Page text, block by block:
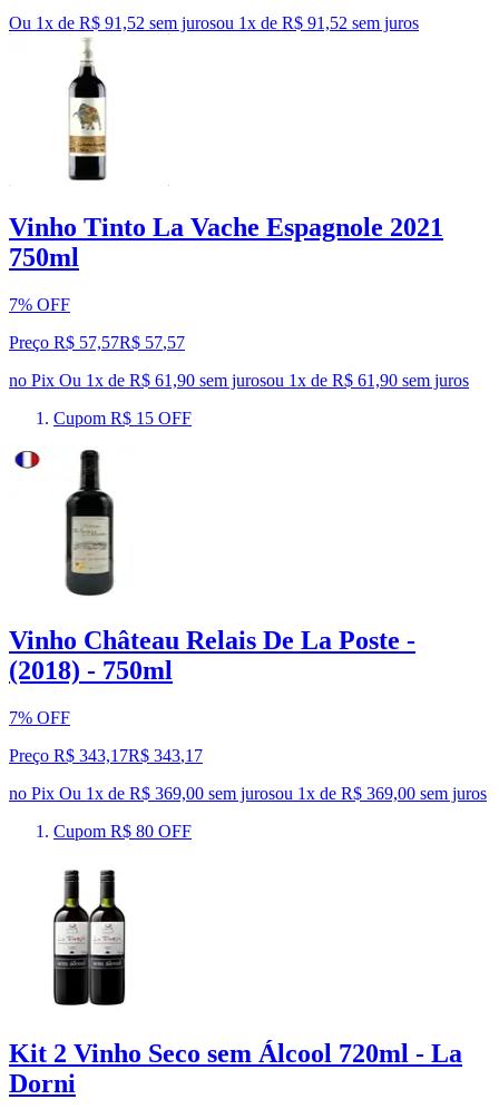
Ou 1x de R$ 91,52 sem jurosou 1x de R$ 91,52 sem juros
Vinho Tinto La Vache Espagnole 2021
750ml
7% OFF
Preço R$ 57,57R$ 57,57
no Pix Ou 1x de R$ 61,90 sem jurosou 1x de R$ 61,90 sem juros
Cupom R$ 15 OFF
Vinho Château Relais De La Poste -
(2018) - 750ml
7% OFF
Preço R$ 343,17R$ 343,17
no Pix Ou 1x de R$ 369,00 sem jurosou 1x de R$ 369,00 sem juros
Cupom R$ 80 OFF
Kit 2 Vinho Seco sem Álcool 720ml - La
Dorni